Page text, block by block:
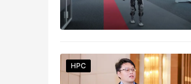
HPC
HPC
HPC
HPC
HPC
HPC